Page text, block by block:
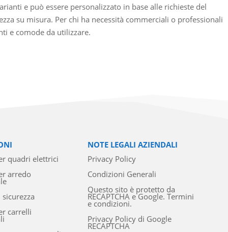
e può essere personalizzato in base alle richieste del
su misura. Per chi ha necessità commerciali o professionali
e comode da utilizzare.
quadri elettrici
arredo
carrelli
NOTE LEGALI AZIENDALI
Privacy Policy
Condizioni Generali
Questo sito è protetto da
RECAPTCHA e Google. Termini
e condizioni.
Privacy Policy di Google
RECAPTCHA